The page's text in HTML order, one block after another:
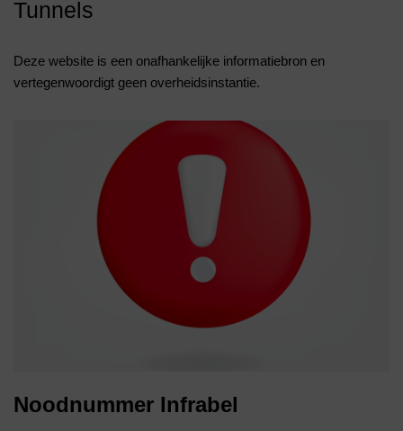
Tunnels
Deze website is een onafhankelijke informatiebron en
vertegenwoordigt geen overheidsinstantie.
Noodnummer Infrabel